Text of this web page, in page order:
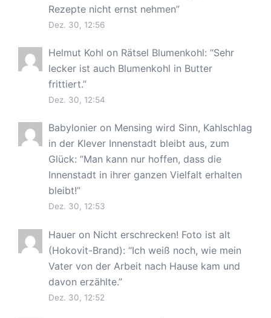
Rezepte nicht ernst nehmen”
Dez. 30, 12:56
Helmut Kohl on Rätsel Blumenkohl: “Sehr
lecker ist auch Blumenkohl in Butter
frittiert.”
Dez. 30, 12:54
Babylonier on Mensing wird Sinn, Kahlschlag
in der Klever Innenstadt bleibt aus, zum
Glück: “Man kann nur hoffen, dass die
Innenstadt in ihrer ganzen Vielfalt erhalten
bleibt!”
Dez. 30, 12:53
Hauer on Nicht erschrecken! Foto ist alt
(Hokovit-Brand): “Ich weiß noch, wie mein
Vater von der Arbeit nach Hause kam und
davon erzählte.”
Dez. 30, 12:52